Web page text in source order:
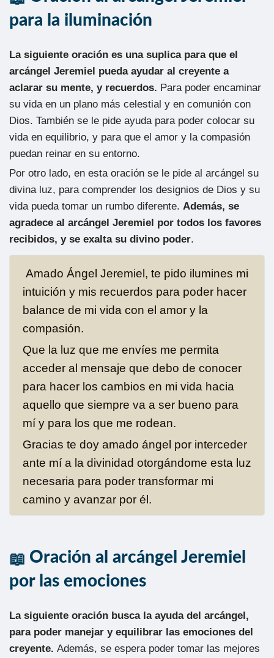
para la iluminación
La siguiente oración es una suplica para que el
arcángel Jeremiel pueda ayudar al creyente a
aclarar su mente, y recuerdos. Para poder encaminar
su vida en un plano más celestial y en comunión con
Dios. También se le pide ayuda para poder colocar su
vida en equilibrio, y para que el amor y la compasión
puedan reinar en su entorno.
Por otro lado, en esta oración se le pide al arcángel su
divina luz, para comprender los designios de Dios y su
vida pueda tomar un rumbo diferente. Además, se
agradece al arcángel Jeremiel por todos los favores
recibidos, y se exalta su divino poder.
Amado Ángel Jeremiel, te pido ilumines mi
intuición y mis recuerdos para poder hacer
balance de mi vida con el amor y la
compasión.
Que la luz que me envíes me permita
acceder al mensaje que debo de conocer
para hacer los cambios en mi vida hacia
aquello que siempre va a ser bueno para
mí y para los que me rodean.
Gracias te doy amado ángel por interceder
ante mí a la divinidad otorgándome esta luz
necesaria para poder transformar mi
camino y avanzar por él.
Oración al arcángel Jeremiel
por las emociones
La siguiente oración busca la ayuda del arcángel,
para poder manejar y equilibrar las emociones del
creyente. Además, se espera poder tomar las mejores